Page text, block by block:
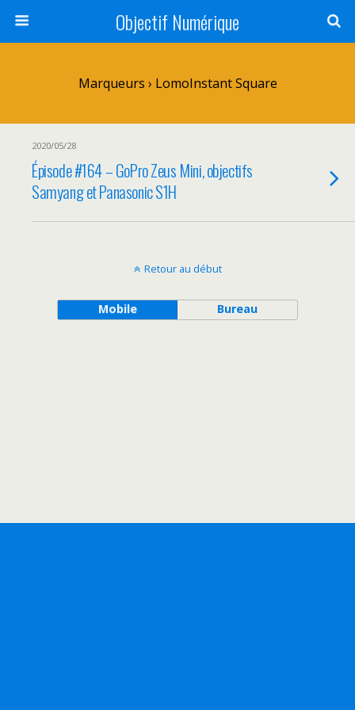
Objectif Numérique
Marqueurs › LomoInstant Square
2020/05/28
Épisode #164 – GoPro Zeus Mini, objectifs
Samyang et Panasonic S1H
Retour au début
Mobile Bureau